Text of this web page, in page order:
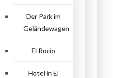
Der Park im
Geländewagen
El Rocio
Hotel in El